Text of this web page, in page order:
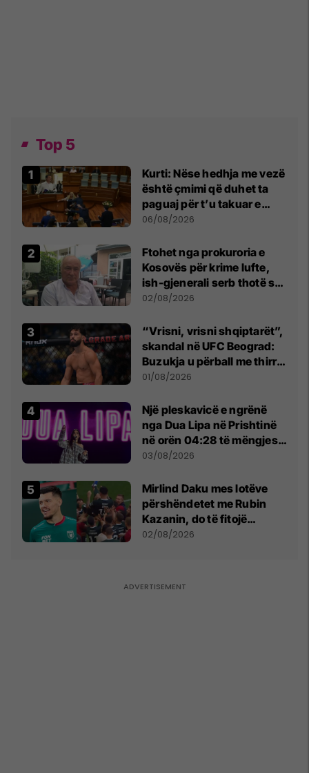
Top 5
Kurti: Nëse hedhja me vezë
është çmimi që duhet ta
paguaj për t’u takuar e
bashkëbiseduar jam i
06/08/2026
Ftohet nga prokuroria e
Kosovës për krime lufte,
ish-gjenerali serb thotë se
dikush e tradhtoi në
02/08/2026
“Vrisni, vrisni shqiptarët”,
skandal në UFC Beograd:
Buzukja u përball me thirrje
anti-shqiptare nga
01/08/2026
Një pleskavicë e ngrënë
nga Dua Lipa në Prishtinë
në orën 04:28 të mëngjesit
- dhe bota digjitale serbe
03/08/2026
Mirlind Daku mes lotëve
përshëndetet me Rubin
Kazanin, do të fitojë
miliona te Spartak Moska
02/08/2026